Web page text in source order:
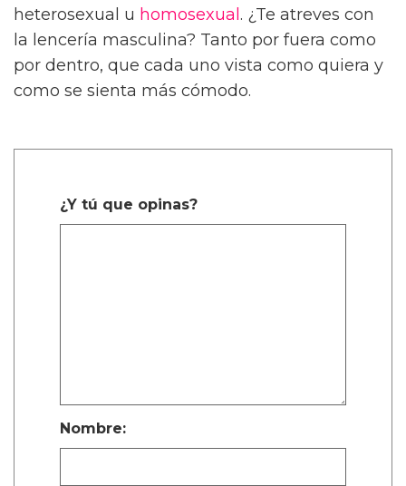
heterosexual u homosexual . ¿Te atreves con
la lencería masculina? Tanto por fuera como
por dentro, que cada uno vista como quiera y
como se sienta más cómodo.
¿Y tú que opinas?
Nombre: